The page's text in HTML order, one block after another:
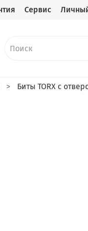
Сервис
Биты TORX с